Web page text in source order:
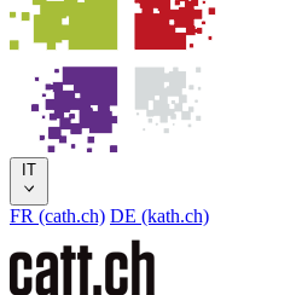
IT
FR (cath.ch) DE (kath.ch)